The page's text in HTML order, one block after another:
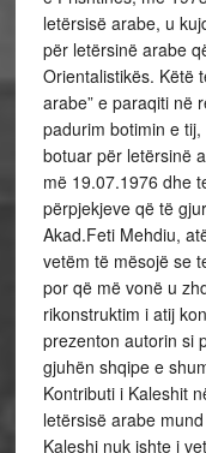
letërsisë arabe, u
për letërsinë arabe
Orientalistikës. Këtë
arabe” e paraqiti në
padurim botimin e
botuar për letërsinë
më 19.07.1976 dhe
përpjekjeve që të
Akad.Feti Mehdiu,
vetëm të mësojë se
por që më vonë u
rikonstruktim i atij
prezenton autorin si
gjuhën shqipe e
Kontributi i Kaleshit
letërsisë arabe
Kaleshi nuk ishte i